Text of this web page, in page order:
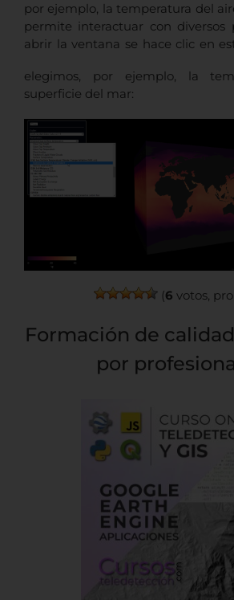
por ejemplo, la temperatura del
permite interactuar con diversos
abrir la ventana se hace clic en
elegimos, por ejemplo, la
superficie del mar:
(6 votos,
Formación de
por